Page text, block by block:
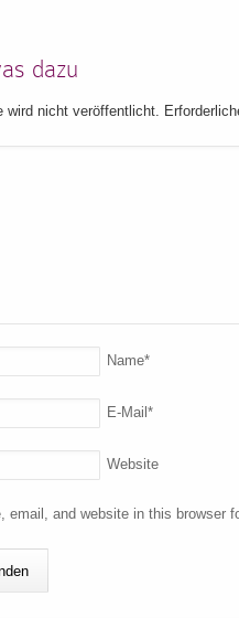
dazu
wird nicht veröffentlicht.
Name*
E-Mail *
Website
email, and website in this browser